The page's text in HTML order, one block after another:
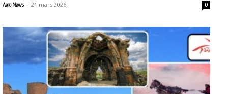
Aero News - 21 mars 2026 0